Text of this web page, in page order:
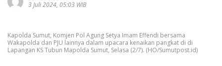
3 Juli 2024, 05:03 WIB
Kapolda Sumut, Komjen Pol Agung Setya Imam Effendi bersama
Wakapolda dan PJU lainnya dalam upacara kenaikan pangkat di di
Lapangan KS Tubun Mapolda Sumut, Selasa (2/7). (HO/Sumutpost.id)